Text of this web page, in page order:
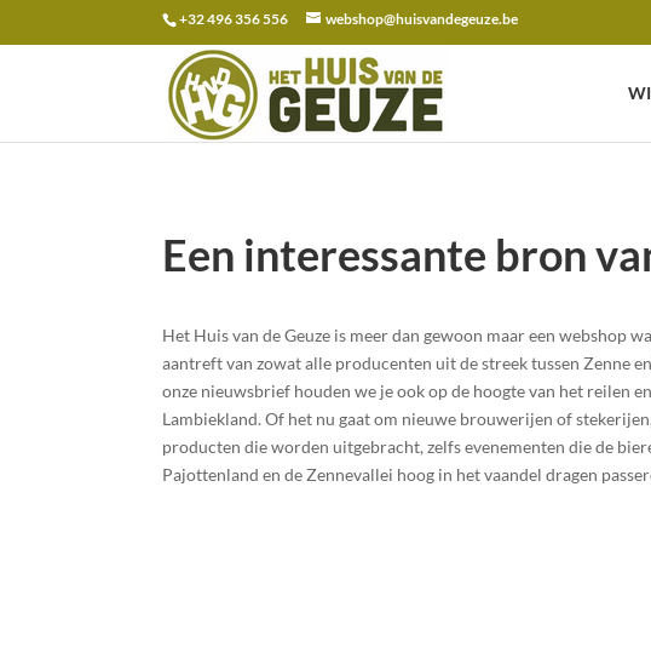
+32 496 356 556 webshop@huisvandegeuze.be
Zoeken
naar:
Een interessante bron
Het Huis van de Geuze is meer dan gewoon maar een webshop
aantreft van zowat alle producenten uit de streek tussen Zenne
onze nieuwsbrief houden we je ook op de hoogte van het reilen
Lambiekland. Of het nu gaat om nieuwe brouwerijen of
producten die worden uitgebracht, zelfs evenementen die de
Pajottenland en de Zennevallei hoog in het vaandel dragen